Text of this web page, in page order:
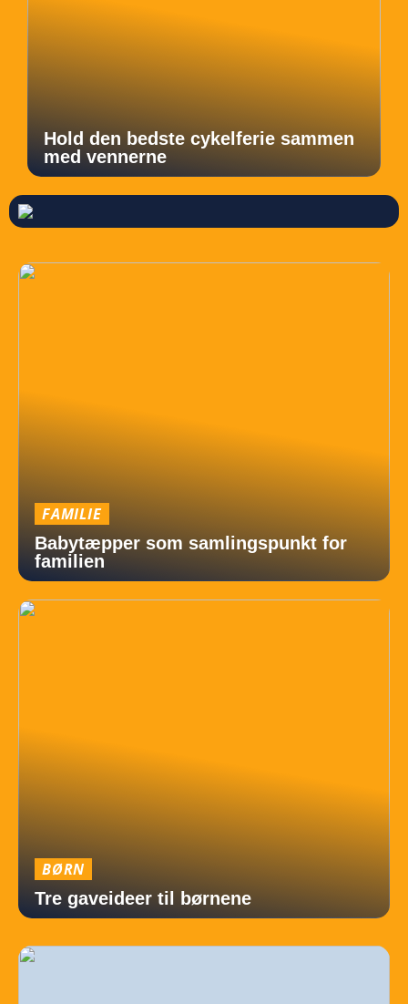
Hold den bedste cykelferie sammen
med vennerne
FAMILIE
Babytæpper som samlingspunkt for
familien
BØRN
Tre gaveideer til børnene